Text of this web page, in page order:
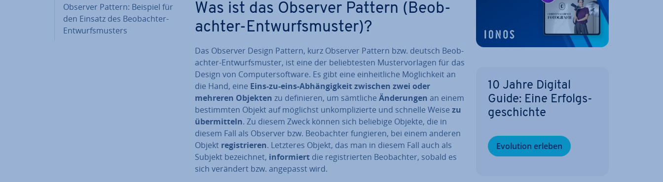
Observer Pattern: Beispiel für
den Einsatz des Be­ob­ach­ter-
Ent­wurfs­mus­ters
Was ist das Observer Pattern (Be­ob­
ach­ter-Ent­wurfs­mus­ter)?
Das Observer Design Pattern, kurz Observer Pattern bzw. deutsch Be­ob­
ach­ter-Ent­wurfs­mus­ter, ist eine der be­lieb­tes­ten Mus­ter­vor­la­gen für das
Design von Com­pu­ter­soft­ware. Es gibt eine ein­heit­li­che Mög­lich­keit an
die Hand, eine Eins-zu-eins-Ab­hän­gig­keit zwischen zwei oder
mehreren Objekten zu de­fi­nie­ren, um sämtliche Än­de­run­gen an einem
be­stimm­ten Objekt auf möglichst un­kom­pli­zier­te und schnelle Weise zu
über­mit­teln. Zu diesem Zweck können sich beliebige Objekte, die in
diesem Fall als Observer bzw. Be­ob­ach­ter fungieren, bei einem anderen
Objekt re­gis­trie­ren. Letzteres Objekt, das man in diesem Fall auch als
Subjekt be­zeich­net, in­for­miert die re­gis­trier­ten Be­ob­ach­ter, sobald es
sich verändert bzw. angepasst wird.
10 Jahre Digital
Guide: Eine Er­folgs­
ge­schich­te
Evolution erleben